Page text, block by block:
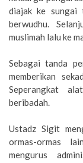
diajak ke sungai
berwudhu.
muslimah lalu ke
Sebagai tanda
memberikan
Seperangkat
beribadah.
Ustadz Sigit
ormas-ormas
mengurus